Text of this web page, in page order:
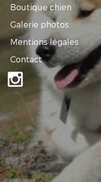
Boutique chien
Galerie photos
Mentions légales
Contact